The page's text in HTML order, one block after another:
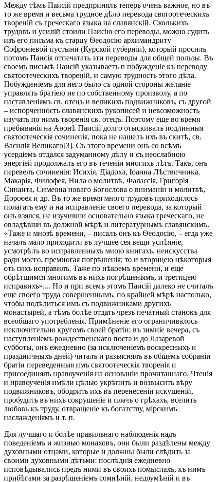
Между тѣмъ Паисій предпринялъ теперь очень важное, но въ
то же время и весьма трудное дѣло перевода святоотеческихъ
твореній съ греческаго языка на славянскій. Сколькихъ
трудовъ и усилій стоили Паисію его переводы, можно судить
изъ его письма къ старцу Ѳеодосію архимандриту
Софроніевой пустыни (Курской губерніи), который просилъ
потомъ Паисія отпечатать эти переводы для общей пользы. Въ
своемъ письмѣ Паисій указываетъ п побужденіе къ переводу
святоотеческихъ твореній, и самую трудность этого дѣла.
Побужденіемъ для него было съ одной стороны желаніе
управлять братіею не по собственному произволу, а по
наставленіямъ св. отецъ и великихъ подвижниковъ, съ другой
– испорченность славянскихъ рукописей и невозможность
изучать по нимъ творенія св. отецъ. Поэтому еще во время
пребыванія на Аѳонѣ Паисій долго отыскивалъ подлинныя
святоотеческія сочиненія, пока не нашелъ ихъ въ скитѣ, св.
Василія Великаго[3]. Съ этого времени онъ со всѣмъ
усердіемъ отдался задуманному дѣлу и съ неослабною
энергіей продолжалъ его въ теченіи многихъ лѣтъ. Такъ, онъ
перевелъ сочиненія: Исихія, Діадоха, Іоанна Лѣствичника,
Макарія, Филофея, Нила о молитвѣ, Фалассія, Григорія
Синаита, Симеона новаго Богослова о вниманіи и молитвѣ,
Дороѳея и др. Въ то же время много трудовъ приходилось
полагать ему и на исправленіе своего перевода, за который
онъ взялся, не изучивши основательно языка греческаго, не
овладѣвши въ должной мѣрѣ и литературнымъ славянскимъ.
«Таже и мнозѣ времени, – писалъ онъ къ Ѳеодосію, – егда уже
началъ мало приходити въ лучшее сея вещи успѣяніе,
усмотрѣлъ во исправленныхъ мною книгахъ, неискусства
ради моего, премногая погрѣшенія; то и вторицею нѣкоторыя
оть сихъ исправилъ. Таже по нѣкоемъ времени, и еще
обрѣтшимся многимъ въ нихъ погрѣшеніямъ, и третицею
исправихъ».... Но и при всемъ этомъ Паисій далеко не считалъ
еще своего труда совершеннымъ, по крайней мѣрѣ настолько,
чтобы подѣлиться имъ съ подвижниками другихъ
монастырей, а тѣмъ болѣе отдать чрезъ печатный станокъ для
всеобщаго употребленія. Примѣненіе его ограничивалось
исключительно кругомъ своей братіи; въ зимніе вечера, съ
наступленіемъ рождественскаго поста и до Лазаревой
субботы, онъ ежедневно (за исключеніемъ воскресныхъ и
праздничныхъ дней) читалъ и разъяснялъ въ общемъ собраніи
братіи переведенныя имъ святоотеческія творенія и
присоединялъ нравоученія на основаніи прочитаннаго. Чтенія
и нравоученія имѣли цѣлью укрѣпить и возвысить вѣру
подвижниковъ, ободрить ихъ въ перенесеніи искушеній,
пробудить въ нихъ сокрушеніе и плачъ о грѣхахъ, вселить
любовь къ труду, отвращеніе къ богатству, мірскимъ
наслажденіямъ и т. п.
Для лучшаго и болѣе правильнаго наблюденія надъ
поведеніемъ и жизнью монаховъ, они были раздѣлены между
духовными отцами, которые и должны были слѣдить за
своими духовными дѣтьми: послѣднія ежедневно
исповѣдывались предъ ними въ своихъ помыслахъ, къ нимъ
прибѣгами за разрѣшеніемъ сомнѣній, недоумѣній и въ